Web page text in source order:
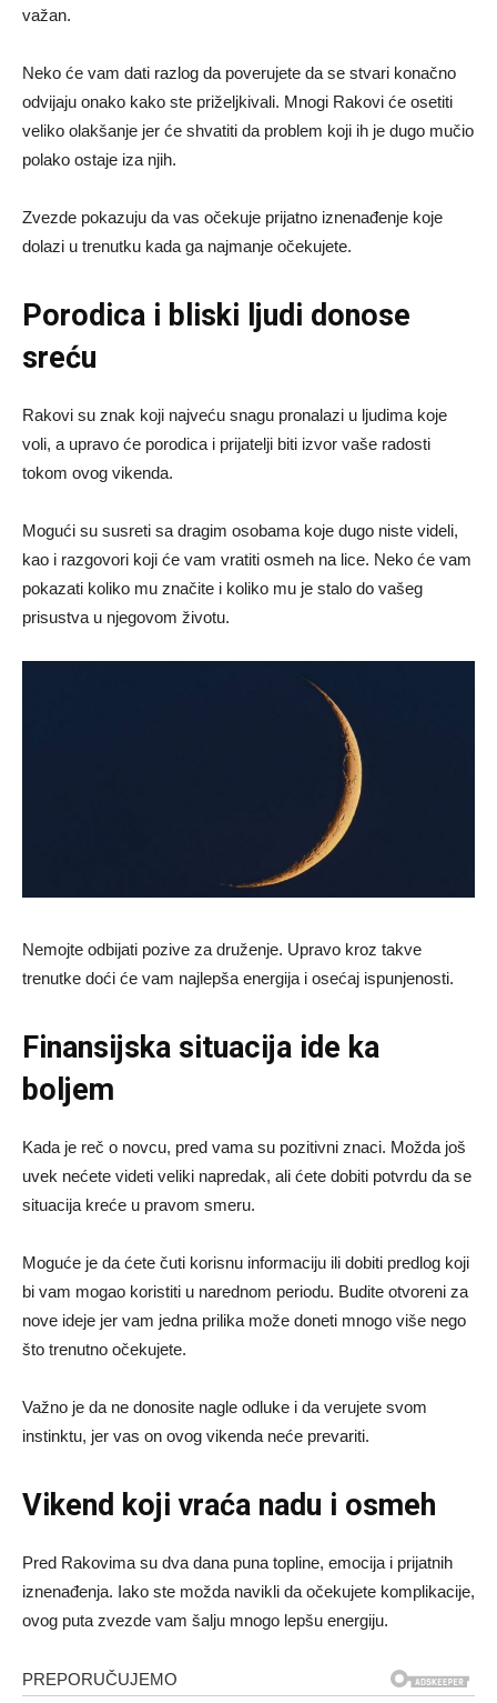
važan.
Neko će vam dati razlog da poverujete da se stvari konačno
odvijaju onako kako ste priželjkivali. Mnogi Rakovi će osetiti
veliko olakšanje jer će shvatiti da problem koji ih je dugo mučio
polako ostaje iza njih.
Zvezde pokazuju da vas očekuje prijatno iznenađenje koje
dolazi u trenutku kada ga najmanje očekujete.
Porodica i bliski ljudi donose
sreću
Rakovi su znak koji najveću snagu pronalazi u ljudima koje
voli, a upravo će porodica i prijatelji biti izvor vaše radosti
tokom ovog vikenda.
Mogući su susreti sa dragim osobama koje dugo niste videli,
kao i razgovori koji će vam vratiti osmeh na lice. Neko će vam
pokazati koliko mu značite i koliko mu je stalo do vašeg
prisustva u njegovom životu.
Nemojte odbijati pozive za druženje. Upravo kroz takve
trenutke doći će vam najlepša energija i osećaj ispunjenosti.
Finansijska situacija ide ka
boljem
Kada je reč o novcu, pred vama su pozitivni znaci. Možda još
uvek nećete videti veliki napredak, ali ćete dobiti potvrdu da se
situacija kreće u pravom smeru.
Moguće je da ćete čuti korisnu informaciju ili dobiti predlog koji
bi vam mogao koristiti u narednom periodu. Budite otvoreni za
nove ideje jer vam jedna prilika može doneti mnogo više nego
što trenutno očekujete.
Važno je da ne donosite nagle odluke i da verujete svom
instinktu, jer vas on ovog vikenda neće prevariti.
Vikend koji vraća nadu i osmeh
Pred Rakovima su dva dana puna topline, emocija i prijatnih
iznenađenja. Iako ste možda navikli da očekujete komplikacije,
ovog puta zvezde vam šalju mnogo lepšu energiju.